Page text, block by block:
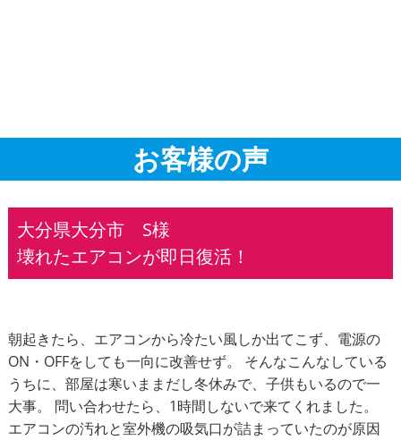
お客様の声
大分県大分市 S様
壊れたエアコンが即日復活！
朝起きたら、エアコンから冷たい風しか出てこず、電源の
ON・OFFをしても一向に改善せず。 そんなこんなしている
うちに、部屋は寒いままだし冬休みで、子供もいるので一
大事。 問い合わせたら、1時間しないで来てくれました。
エアコンの汚れと室外機の吸気口が詰まっていたのが原因